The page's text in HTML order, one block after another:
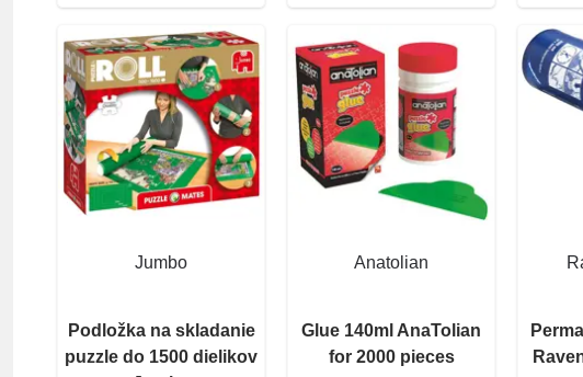
Jumbo
Podložka na skladanie
puzzle do 1500 dielikov
Anatolian
Glue 140ml AnaTolian
for 2000 pieces